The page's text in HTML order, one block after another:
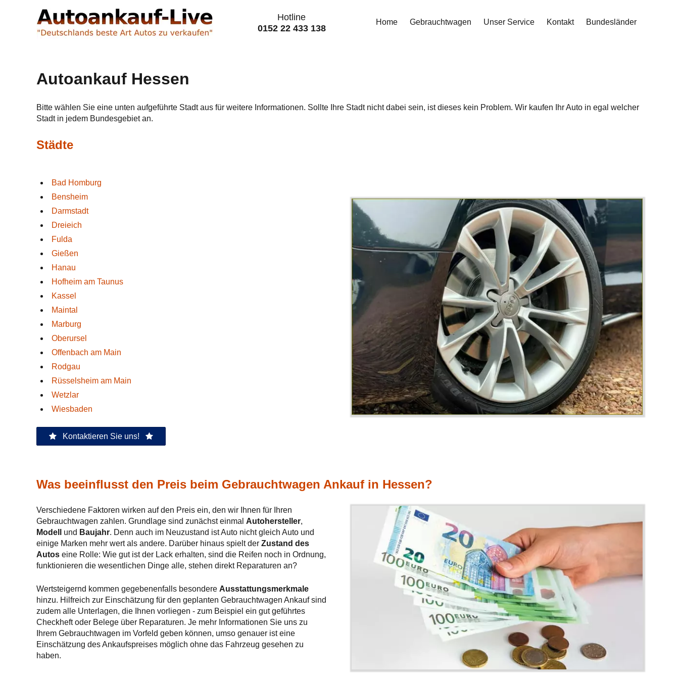
Hotline
0152 22 433 138
Home Gebrauchtwagen Unser Service Kontakt Bundesländer
Autoankauf Hessen
Bitte wählen Sie eine unten aufgeführte Stadt aus für weitere Informationen. Sollte Ihre Stadt nicht dabei sein, ist dieses kein Problem. Wir kaufen Ihr Auto in egal welcher
Stadt in jedem Bundesgebiet an.
Städte
Bad Homburg
Bensheim
Darmstadt
Dreieich
Fulda
Gießen
Hanau
Hofheim am Taunus
Kassel
Maintal
Marburg
Oberursel
Offenbach am Main
Rodgau
Rüsselsheim am Main
Wetzlar
Wiesbaden
Kontaktieren Sie uns!
Was beeinflusst den Preis beim Gebrauchtwagen Ankauf in Hessen?
Verschiedene Faktoren wirken auf den Preis ein, den wir Ihnen für Ihren
Gebrauchtwagen zahlen. Grundlage sind zunächst einmal Autohersteller,
Modell
und Baujahr. Denn auch im Neuzustand ist Auto nicht gleich Auto und
einige Marken mehr wert als andere. Darüber hinaus spielt der Zustand des
Autos eine Rolle: Wie gut ist der Lack erhalten, sind die Reifen noch in Ordnung,
funktionieren die wesentlichen Dinge alle, stehen direkt Reparaturen an?
Wertsteigernd kommen gegebenenfalls besondere Ausstattungsmerkmale
hinzu. Hilfreich zur Einschätzung für den geplanten Gebrauchtwagen Ankauf sind
zudem alle Unterlagen, die Ihnen vorliegen - zum Beispiel ein gut geführtes
Checkheft oder Belege über Reparaturen. Je mehr Informationen Sie uns zu
Ihrem Gebrauchtwagen im Vorfeld geben können, umso genauer ist eine
Einschätzung des Ankaufspreises möglich ohne das Fahrzeug gesehen zu
haben.